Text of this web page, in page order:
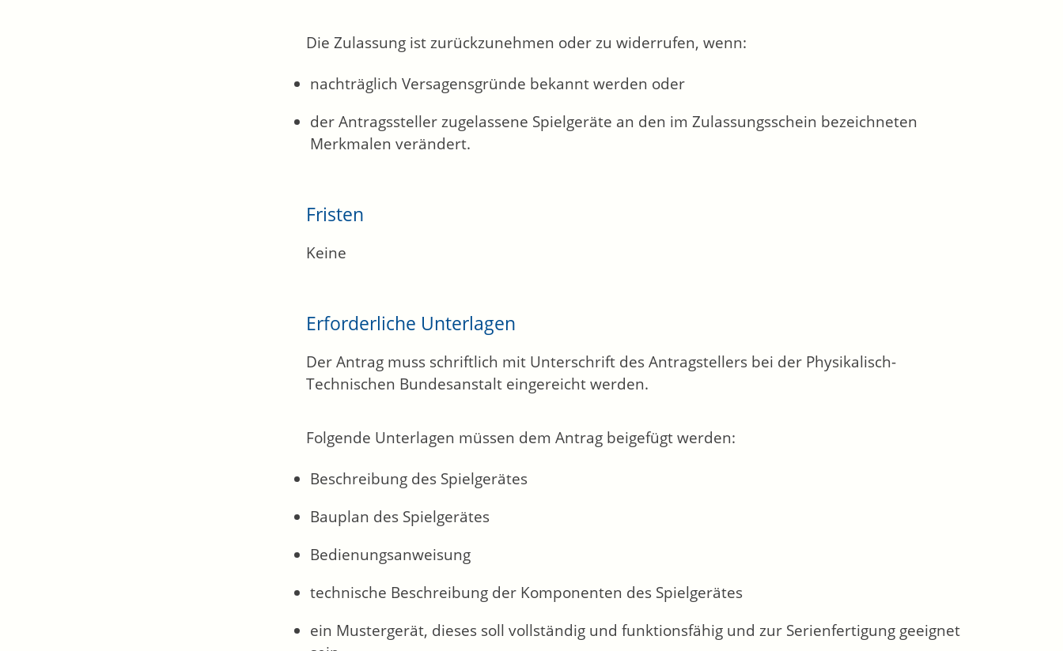
Die Zulassung ist zurückzunehmen oder zu widerrufen, wenn:
nachträglich Versagensgründe bekannt werden oder
der Antragssteller zugelassene Spielgeräte an den im Zulassungsschein bezeichneten
Merkmalen verändert.
Fristen
Keine
Erforderliche Unterlagen
Der Antrag muss schriftlich mit Unterschrift des Antragstellers bei der Physikalisch-
Technischen Bundesanstalt eingereicht werden.
Folgende Unterlagen müssen dem Antrag beigefügt werden:
Beschreibung des Spielgerätes
Bauplan des Spielgerätes
Bedienungsanweisung
technische Beschreibung der Komponenten des Spielgerätes
ein Mustergerät, dieses soll vollständig und funktionsfähig und zur Serienfertigung geeignet